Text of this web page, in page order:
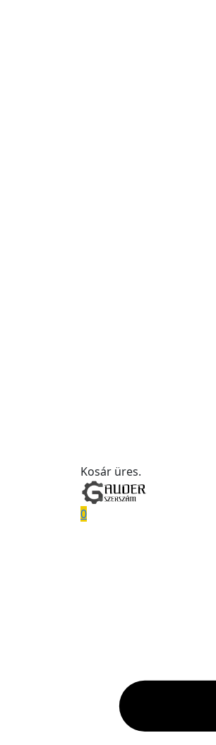
Kosár üres.
0